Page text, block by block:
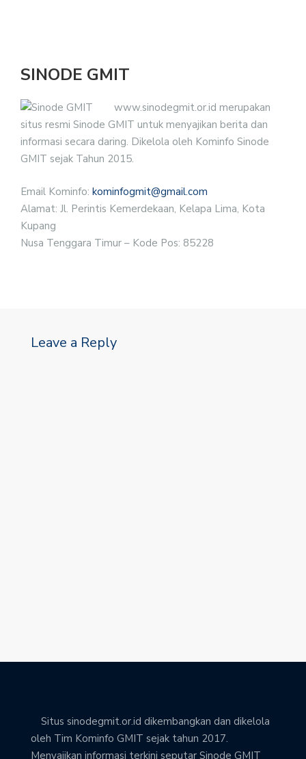
SINODE GMIT
www.sinodegmit.or.id merupakan
situs resmi Sinode GMIT untuk menyajikan berita dan
informasi secara daring. Dikelola oleh Kominfo Sinode
GMIT sejak Tahun 2015.
Email Kominfo: kominfogmit@gmail.com
Alamat: Jl. Perintis Kemerdekaan, Kelapa Lima, Kota
Kupang
Nusa Tenggara Timur – Kode Pos: 85228
Leave a Reply
Situs sinodegmit.or.id dikembangkan dan dikelola
oleh Tim Kominfo GMIT sejak tahun 2017.
Menyajikan informasi terkini seputar Sinode GMIT